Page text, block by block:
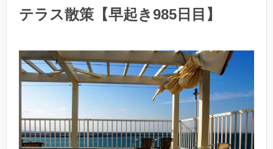
テラス散策【早起き985日目】